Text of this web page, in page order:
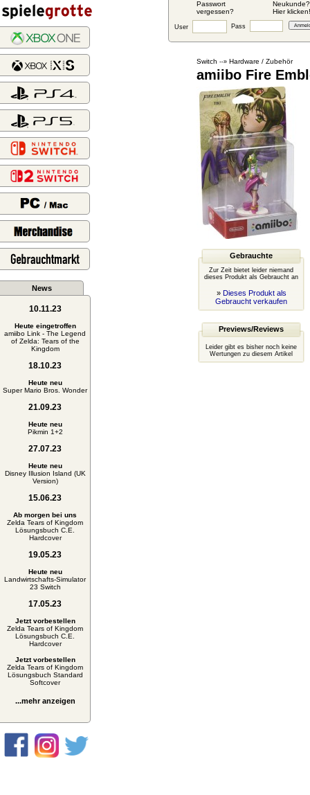
Passwort
vergessen?
Neukunde?
Hier klicken!
User Pass
News
10.11.23
Heute eingetroffen
amiibo Link - The Legend
of Zelda: Tears of the
Kingdom
18.10.23
Heute neu
Super Mario Bros. Wonder
21.09.23
Heute neu
Pikmin 1+2
27.07.23
Heute neu
Disney Illusion Island (UK
Version)
15.06.23
Ab morgen bei uns
Zelda Tears of Kingdom
Lösungsbuch C.E.
Hardcover
19.05.23
Heute neu
Landwirtschafts-Simulator
23 Switch
17.05.23
Jetzt vorbestellen
Zelda Tears of Kingdom
Lösungsbuch C.E.
Hardcover
Jetzt vorbestellen
Zelda Tears of Kingdom
Lösungsbuch Standard
Softcover
...mehr anzeigen
Switch --» Hardware / Zubehör
amiibo Fire
Gebrauchte
Zur Zeit bietet leider niemand
dieses Produkt als Gebraucht an
» Dieses Produkt als
Gebraucht verkaufen
Previews/Reviews
Leider gibt es bisher noch keine
Wertungen zu diesem Artikel